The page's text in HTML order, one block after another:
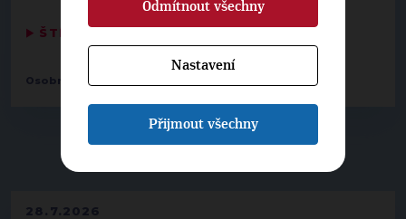
28.7.2026
▶ ŠTÍTKY
Osobnosti:
Odmítnout všechny
Nastavení
Přijmout všechny